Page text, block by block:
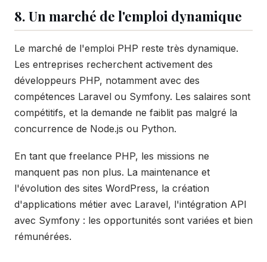
8. Un marché de l'emploi dynamique
Le marché de l'emploi PHP reste très dynamique.
Les entreprises recherchent activement des
développeurs PHP, notamment avec des
compétences Laravel ou Symfony. Les salaires sont
compétitifs, et la demande ne faiblit pas malgré la
concurrence de Node.js ou Python.
En tant que freelance PHP, les missions ne
manquent pas non plus. La maintenance et
l'évolution des sites WordPress, la création
d'applications métier avec Laravel, l'intégration API
avec Symfony : les opportunités sont variées et bien
rémunérées.